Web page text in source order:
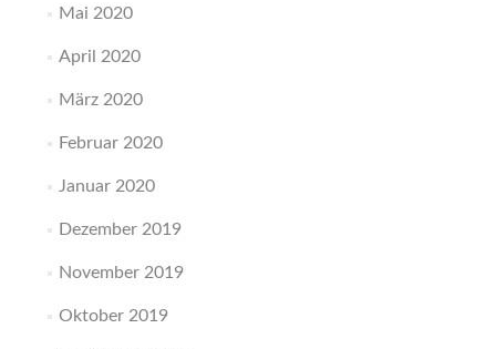
Mai 2020
April 2020
März 2020
Februar 2020
Januar 2020
Dezember 2019
November 2019
Oktober 2019